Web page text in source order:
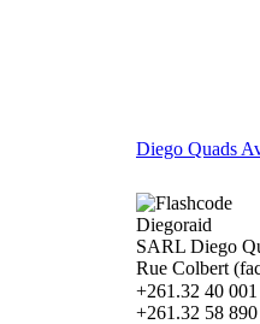
Diego Quads
Diegoraid
SARL Diego
Rue Colbert
+261.32 40
+261.32 58